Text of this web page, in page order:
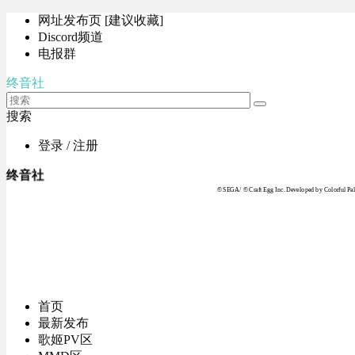
网址发布页 [建议收藏]
Discord频道
电报群
终音社
搜索
登录 / 注册
终音社
© SEGA / © Craft Egg Inc. Developed by Colorful
首页
最新发布
歌姬PV区